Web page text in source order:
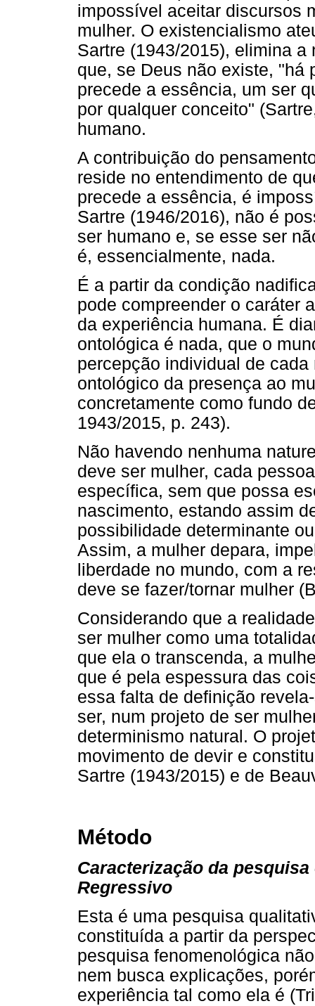
impossível aceitar discursos
mulher. O existencialismo
Sartre (1943/2015), elimina
que, se Deus não existe, "há
precede a essência, um ser
por qualquer conceito"
humano.
A contribuição do
reside no entendimento de
precede a essência, é
Sartre (1946/2016), não é
ser humano e, se esse ser
é, essencialmente, nada.
É a partir da condição
pode compreender o caráter
da experiência humana. É
ontológica é nada, que o
percepção individual de
ontológico da presença ao
concretamente como fundo
1943/2015, p. 243).
Não havendo nenhuma
deve ser mulher, cada
específica, sem que possa
nascimento, estando assim
possibilidade determinante
Assim, a mulher depara,
liberdade no mundo, com a
deve se fazer/tornar mulher
Considerando que a
ser mulher como uma
que ela o transcenda, a
que é pela espessura das
essa falta de definição
ser, num projeto de ser
determinismo natural. O
movimento de devir e
Sartre (1943/2015) e de
Método
Caracterização da
Regressivo
Esta é uma pesquisa
constituída a partir da
pesquisa fenomenológica
nem busca explicações,
experiência tal como ela é